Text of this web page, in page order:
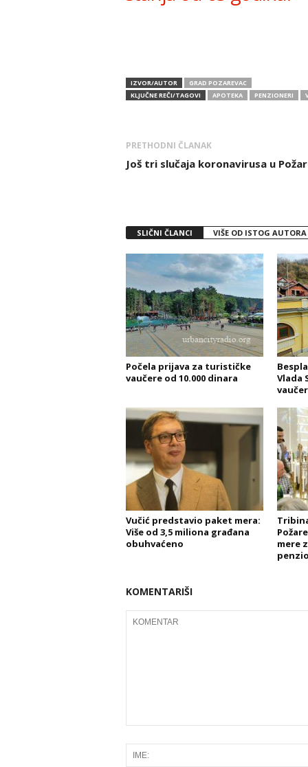
IZVOR/AUTOR
GRAD POZAREVAC
KLJUČNE REČI/TAGOVI
APOTEKA PENZIONERI
PRETHODNI ČLANAK
Još tri slučaja koronavirusa u
SLIČNI ČLANCI VIŠE OD ISTOG AUTORA
Počela prijava za turističke
vaučere od 10.000 dinara
Vlada
Vučić predstavio paket mera:
Više od 3,5 miliona građana
obuhvaćeno
mere
KOMENTARIŠI